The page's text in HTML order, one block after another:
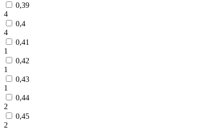
0,39
4
0,4
4
0,41
1
0,42
1
0,43
1
0,44
2
0,45
2